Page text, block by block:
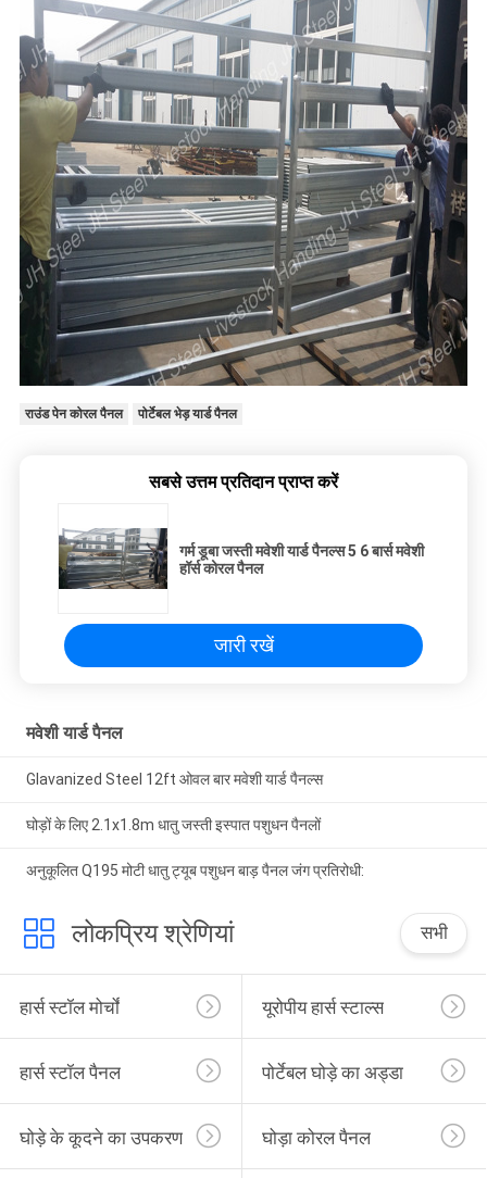
राउंड पेन कोरल पैनल पोर्टेबल भेड़ यार्ड पैनल
सबसे उत्तम प्रतिदान प्राप्त करें
गर्म डूबा जस्ती मवेशी यार्ड पैनल्स 5 6 बार्स मवेशी
हॉर्स कोरल पैनल
जारी रखें
मवेशी यार्ड पैनल
Glavanized Steel 12ft ओवल बार मवेशी यार्ड पैनल्स
घोड़ों के लिए 2.1x1.8m धातु जस्ती इस्पात पशुधन पैनलों
अनुकूलित Q195 मोटी धातु ट्यूब पशुधन बाड़ पैनल जंग प्रतिरोधी:
लोकप्रिय श्रेणियां सभी
हार्स स्टॉल मोर्चों यूरोपीय हार्स स्टाल्स
हार्स स्टॉल पैनल पोर्टेबल घोड़े का अड्डा
घोड़े के कूदने का उपकरण घोड़ा कोरल पैनल